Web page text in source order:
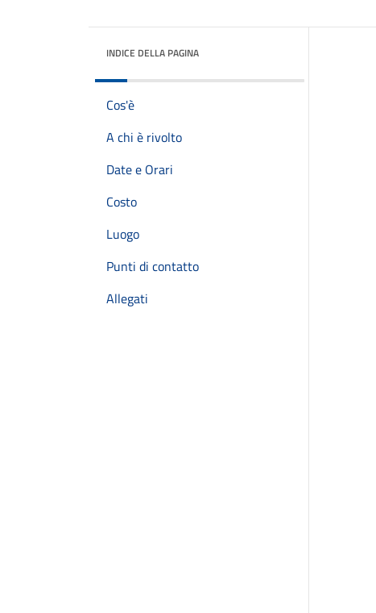
INDICE DELLA PAGINA
Cos'è
A chi è rivolto
Date e Orari
Costo
Luogo
Punti di contatto
Allegati